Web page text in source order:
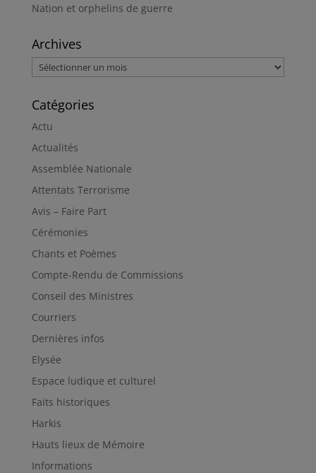
Nation et orphelins de guerre
Archives
Archives
Catégories
Actu
Actualités
Assemblée Nationale
Attentats Terrorisme
Avis – Faire Part
Cérémonies
Chants et Poèmes
Compte-Rendu de Commissions
Conseil des Ministres
Courriers
Dernières infos
Elysée
Espace ludique et culturel
Faits historiques
Harkis
Hauts lieux de Mémoire
Informations